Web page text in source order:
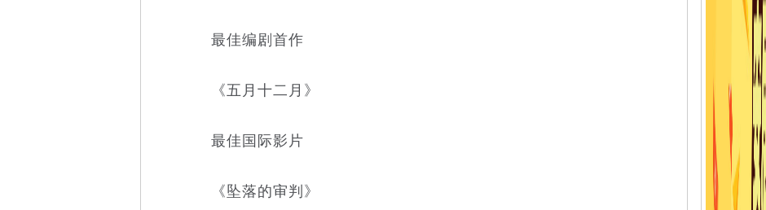
最佳编剧首作
《五月十二月》
最佳国际影片
《坠落的审判》